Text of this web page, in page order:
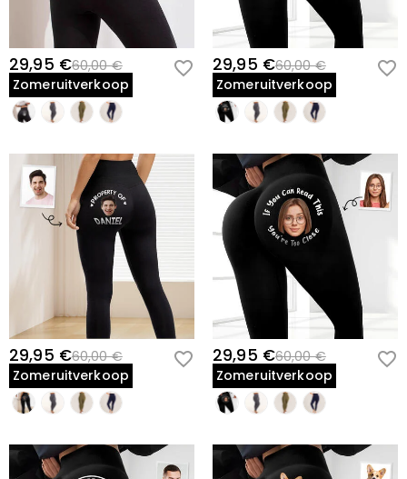
29,95 €60,00 €
Zomeruitverkoop
29,95 €60,00 €
Zomeruitverkoop
29,95 €60,00 €
Zomeruitverkoop
29,95 €60,00 €
Zomeruitverkoop